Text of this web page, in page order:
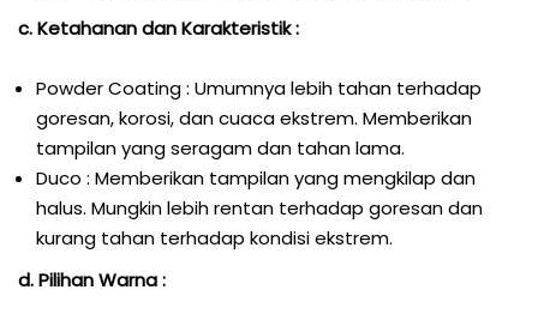
c. Ketahanan dan Karakteristik :
Powder Coating : Umumnya lebih tahan terhadap
goresan, korosi, dan cuaca ekstrem. Memberikan
tampilan yang seragam dan tahan lama.
Duco : Memberikan tampilan yang mengkilap dan
halus. Mungkin lebih rentan terhadap goresan dan
kurang tahan terhadap kondisi ekstrem.
d. Pilihan Warna :